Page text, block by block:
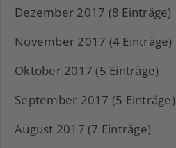
Dezember 2017 (8 Einträge)
November 2017 (4 Einträge)
Oktober 2017 (5 Einträge)
September 2017 (5 Einträge)
August 2017 (7 Einträge)